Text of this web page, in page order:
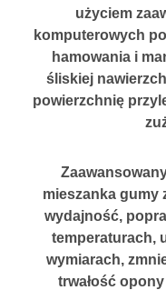
użyciem
komputerowych
hamowania i
śliskiej
powierzchnię
mieszanka gumy
wydajność,
temperaturach,
wymiarach,
trwałość